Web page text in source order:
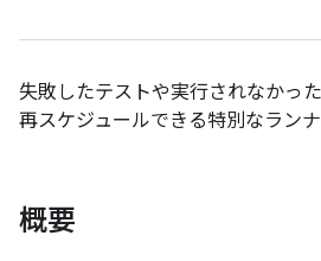
失敗したテストや実行されなかっ
再スケジュールできる特別なランナ
概要